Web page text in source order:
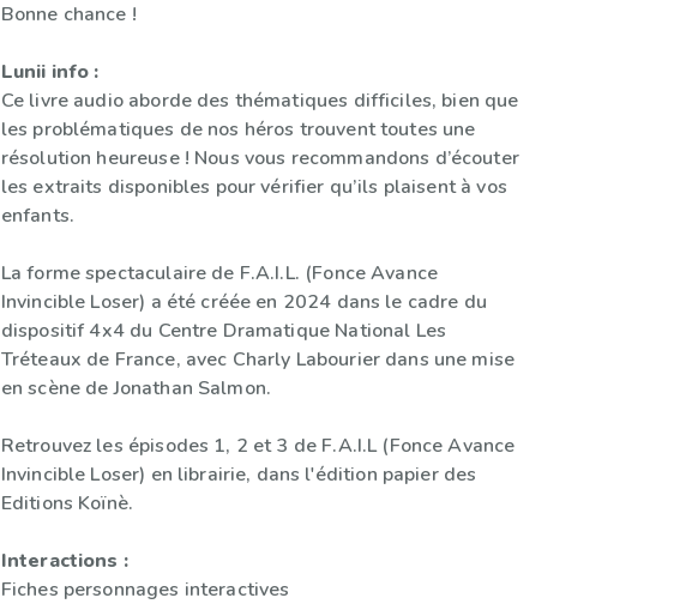
Bonne chance !
Lunii info :
Ce livre audio aborde des thématiques difficiles, bien que
les problématiques de nos héros trouvent toutes une
résolution heureuse ! Nous vous recommandons d’écouter
les extraits disponibles pour vérifier qu’ils plaisent à vos
enfants.
La forme spectaculaire de F.A.I.L. (Fonce Avance
Invincible Loser) a été créée en 2024 dans le cadre du
dispositif 4x4 du Centre Dramatique National Les
Tréteaux de France, avec Charly Labourier dans une mise
en scène de Jonathan Salmon.
Retrouvez les épisodes 1, 2 et 3 de F.A.I.L (Fonce Avance
Invincible Loser) en librairie, dans l'édition papier des
Editions Koïnè.
Interactions :
Fiches personnages interactives